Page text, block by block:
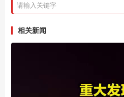
相关新闻